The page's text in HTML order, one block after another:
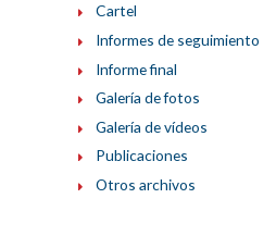
Cartel
Informes de seguimiento
Informe final
Galería de fotos
Galería de vídeos
Publicaciones
Otros archivos